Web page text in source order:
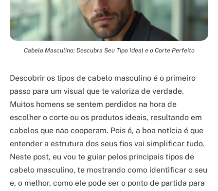
Cabelo Masculino: Descubra Seu Tipo Ideal e o Corte Perfeito
Descobrir os tipos de cabelo masculino é o primeiro
passo para um visual que te valoriza de verdade.
Muitos homens se sentem perdidos na hora de
escolher o corte ou os produtos ideais, resultando em
cabelos que não cooperam. Pois é, a boa notícia é que
entender a estrutura dos seus fios vai simplificar tudo.
Neste post, eu vou te guiar pelos principais tipos de
cabelo masculino, te mostrando como identificar o seu
e, o melhor, como ele pode ser o ponto de partida para